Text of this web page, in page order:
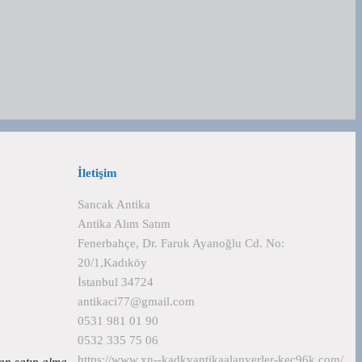
İletişim
Sancak Antika
Antika Alım Satım
Fenerbahçe, Dr. Faruk Ayanoğlu Cd. No:
20/1,Kadıköy
İstanbul 34724
antikaci77@gmail.com
0531 981 01 90
0532 335 75 06